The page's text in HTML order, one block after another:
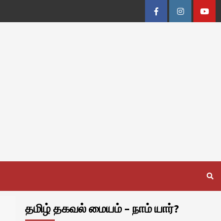
FacebookInstagram
தமிழ் தகவல் மையம் – நாம் யார்?